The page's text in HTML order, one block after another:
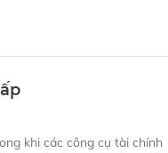
khi các công cụ tài chính